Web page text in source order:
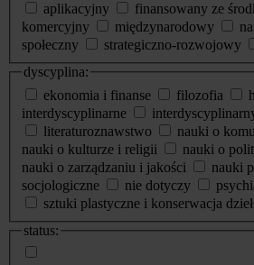
aplikacyjny
finansowany ze
komercyjny
międzynarodowy
społeczny
strategiczno-rozwojowy
dyscyplina:
ekonomia i finanse
filozofia
interdyscyplinarne
literaturoznawstwo
nauki o
nauki o kulturze i religii
nauki o
nauki o zarządzaniu i jakości
nauki
socjologiczne
nie dotyczy
sztuki plastyczne i konserwacja
status: